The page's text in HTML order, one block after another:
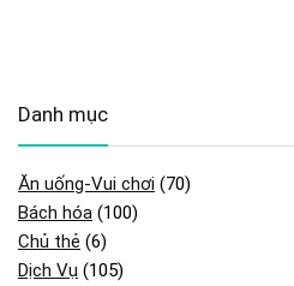
Danh mục
Ăn uống-Vui chơi (70)
Bách hóa (100)
Chủ thẻ (6)
Dịch Vụ (105)